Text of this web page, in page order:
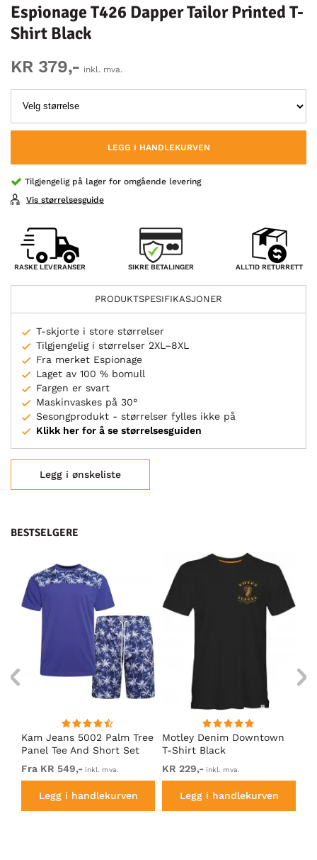
Espionage T426 Dapper Tailor Printed T-
Shirt Black
KR 379,- inkl. mva.
LEGG I HANDLEKURVEN
Tilgjengelig på lager for omgående levering
Vis størrelsesguide
RASKE LEVERANSER SIKRE BETALINGER ALLTID RETURRETT
PRODUKTSPESIFIKASJONER
T-skjorte i store størrelser
Tilgjengelig i størrelser 2XL–8XL
Fra merket Espionage
Laget av 100 % bomull
Fargen er svart
Maskinvaskes på 30°
Sesongprodukt - størrelser fylles ikke på
Klikk her for å se størrelsesguiden
Legg i ønskeliste
BESTSELGERE
Kam Jeans 5002 Palm Tree
Panel Tee And Short Set
Electric Blue
Fra KR 549,- inkl. mva.
Legg i handlekurven
Motley Denim Downtown
T-Shirt Black
KR 229,- inkl. mva.
Legg i handlekurven